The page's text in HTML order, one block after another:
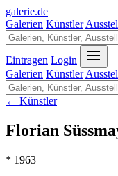
galerie.de
Galerien Künstler
Eintragen Login
Galerien Künstler
← Künstler
Florian
* 1963